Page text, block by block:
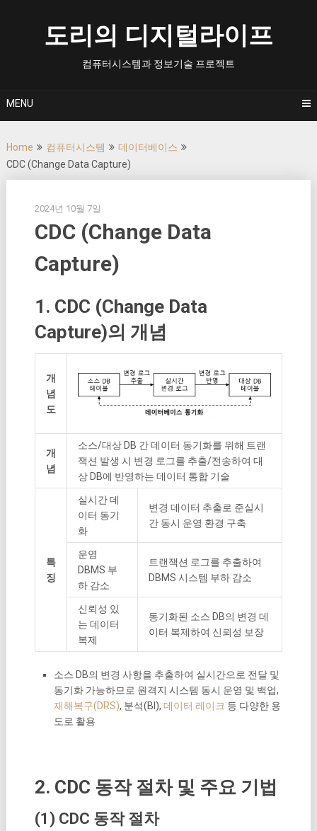
도리의 디지털라이프
컴퓨터시스템과 정보기술 프로젝트
MENU
Home 컴퓨터시스템
데이터베이스
CDC (Change Data Capture)
2024년 10월 7일
CDC (Change Data
Capture)
1. CDC (Change Data
Capture)의 개념
개
념
도
개
념
소스/대상 DB 간 데이터 동기화를 위해 트랜
잭션 발생 시 변경 로그를 추출/전송하여 대
상 DB에 반영하는 데이터 통합 기술
특
징
실시간 데
이터 동기
화
변경 데이터 추출로 준실시
간 동시 운영 환경 구축
운영
DBMS 부
하 감소
트랜잭션 로그를 추출하여
DBMS 시스템 부하 감소
신뢰성 있
는 데이터
복제
동기화된 소스 DB의 변경 데
이터 복제하여 신뢰성 보장
소스 DB의 변경 사항을 추출하여 실시간으로 전달 및
동기화 가능하므로 원격지 시스템 동시 운영 및 백업,
재해복구(DRS), 분석(BI), 데이터 레이크 등 다양한 용
도로 활용
2. CDC 동작 절차 및 주요 기법
(1) CDC 동작 절차